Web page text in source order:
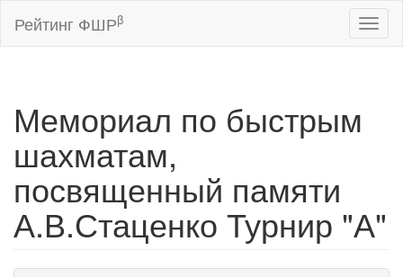
Рейтинг ФШРβ
Мемориал по быстрым
шахматам,
посвященный памяти
А.В.Стаценко Турнир "А"